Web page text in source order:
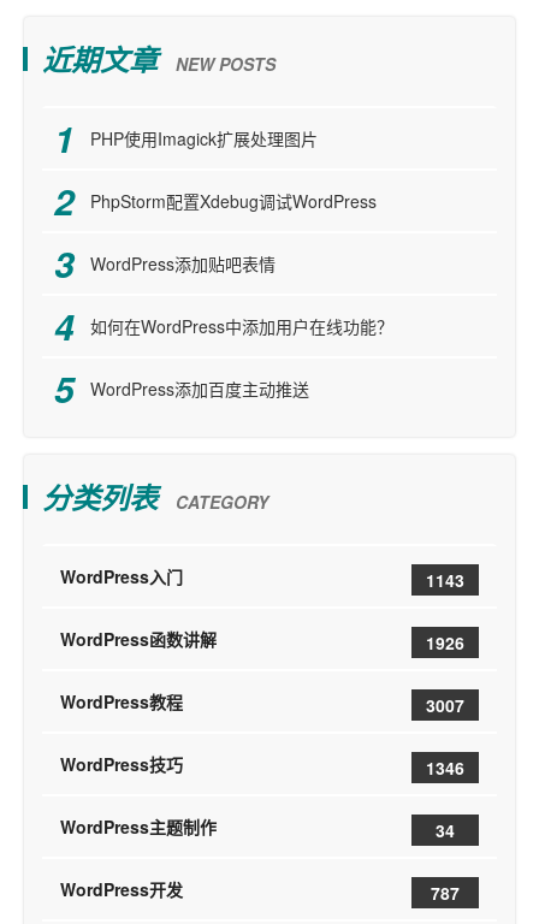
近期文章 NEW POSTS
PHP使用Imagick扩展处理图片
PhpStorm配置Xdebug调试WordPress
WordPress添加贴吧表情
如何在WordPress中添加用户在线功能？
WordPress添加百度主动推送
分类列表 CATEGORY
WordPress入门 1143
WordPress函数讲解 1926
WordPress教程 3007
WordPress技巧 1346
WordPress主题制作 34
WordPress开发 787